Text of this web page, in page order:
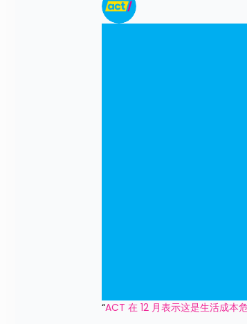
“ACT 在 12 月表示这是生活成本